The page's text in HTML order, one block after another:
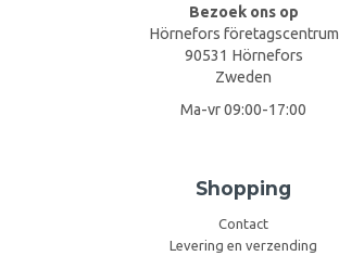
Bezoek ons op
Hörnefors företagscentrum
90531 Hörnefors
Zweden
Ma-vr 09:00-17:00
Shopping
Contact
Levering en verzending